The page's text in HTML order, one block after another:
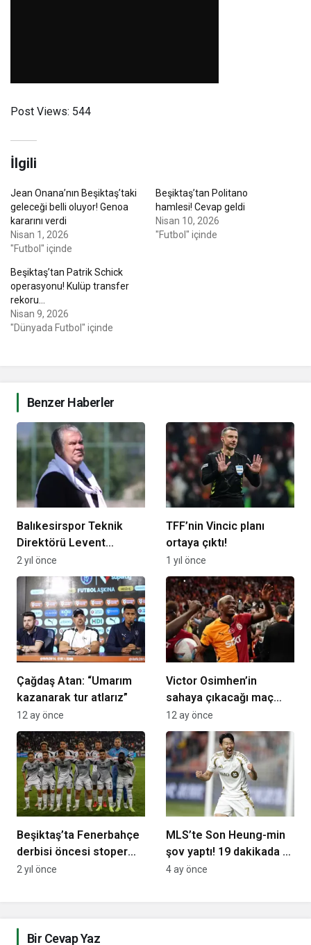
Post Views: 544
İlgili
Jean Onana’nın Beşiktaş’taki
geleceği belli oluyor! Genoa
kararını verdi
Nisan 1, 2026
"Futbol" içinde
Beşiktaş’tan Politano
hamlesi! Cevap geldi
Nisan 10, 2026
"Futbol" içinde
Beşiktaş’tan Patrik Schick
operasyonu! Kulüp transfer
rekoru…
Nisan 9, 2026
"Dünyada Futbol" içinde
Benzer Haberler
Balıkesirspor Teknik
Direktörü Levent
Eriş’ten “Yumruk”
açıklaması
2 yıl önce
TFF’nin Vincic planı
ortaya çıktı!
1 yıl önce
Çağdaş Atan: “Umarım
kazanarak tur atlarız”
12 ay önce
Victor Osimhen’in
sahaya çıkacağı maç
belli oldu!
12 ay önce
Beşiktaş’ta Fenerbahçe
derbisi öncesi stoper
krizi
2 yıl önce
MLS’te Son Heung-min
şov yaptı! 19 dakikada 4
asist
4 ay önce
Bir Cevap Yaz